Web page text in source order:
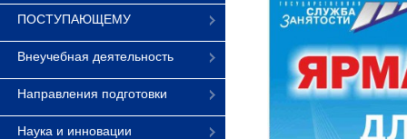
ПОСТУПАЮЩЕМУ
Внеучебная деятельность
Направления подготовки
Наука и инновации